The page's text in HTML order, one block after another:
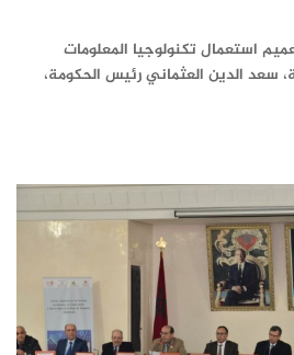
استعمال تكنولوجيا المعلومات
سعد الدين العثماني رئيس الحكومة،